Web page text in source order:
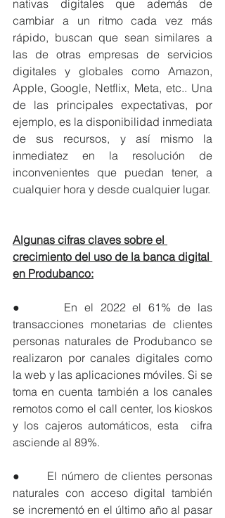
nativas digitales que además de
cambiar a un ritmo cada vez más
rápido, buscan que sean similares a
las de otras empresas de servicios
digitales y globales como Amazon,
Apple, Google, Netflix, Meta, etc.. Una
de las principales expectativas, por
ejemplo, es la disponibilidad inmediata
de sus recursos, y así mismo la
inmediatez en la resolución de
inconvenientes que puedan tener, a
cualquier hora y desde cualquier lugar.
Algunas cifras claves sobre el
crecimiento del uso de la banca digital
en Produbanco:
●      En el 2022 el 61% de las
transacciones monetarias de clientes
personas naturales de Produbanco se
realizaron por canales digitales como
la web y las aplicaciones móviles. Si se
toma en cuenta también a los canales
remotos como el call center, los kioskos
y los cajeros automáticos, esta  cifra
asciende al 89%.
●      El número de clientes personas
naturales con acceso digital también
se incrementó en el último año al pasar